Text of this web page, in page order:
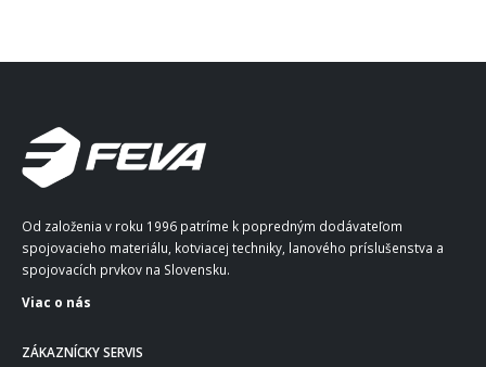
Od založenia v roku 1996 patríme k popredným dodávateľom
spojovacieho materiálu, kotviacej techniky, lanového príslušenstva a
spojovacích prvkov na Slovensku.
Viac o nás
ZÁKAZNÍCKY SERVIS